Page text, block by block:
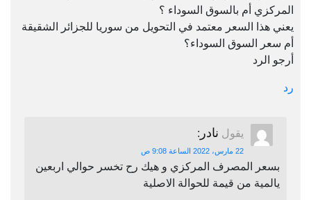
المركزي أم بالسوق السوداء ؟
يعني هذا السعر معتمد في التحويل من سوريا للجزائر الشقيقة
أم سعر السوق السوداء؟
أرجو الرد
رد
يقول نادر :
22 مارس، 2022 الساعة 9:08 ص
بسعر المصرف المركزي و هيك رح تخسر حوالي اربعين
يالمية من قيمة للحوالة الاصلية